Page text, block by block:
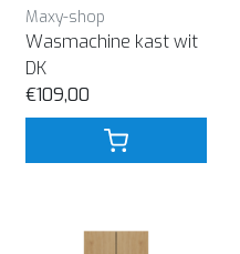
Maxy-shop
Wasmachine kast wit
DK
€109,00